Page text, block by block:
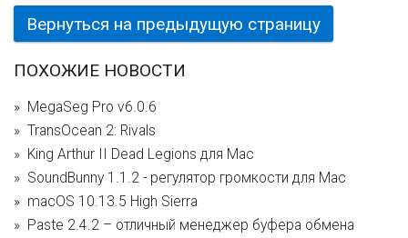
Вернуться на предыдущую страницу
ПОХОЖИЕ НОВОСТИ
MegaSeg Pro v6.0.6
TransOcean 2: Rivals
King Arthur II Dead Legions для Mac
SoundBunny 1.1.2 - регулятор громкости для Mac
macOS 10.13.5 High Sierra
Paste 2.4.2 – отличный менеджер буфера обмена